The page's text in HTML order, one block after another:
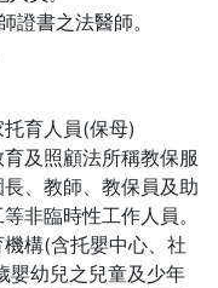
證書之法醫師。
育人員(保母)
及照顧法所稱教保服
、教師、教保員及助
非臨時性工作人員。
構(含托嬰中心、社
嬰幼兒之兒童及少年